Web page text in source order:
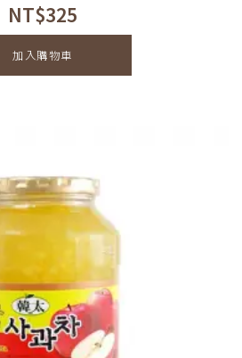
NT$325
加入購物車